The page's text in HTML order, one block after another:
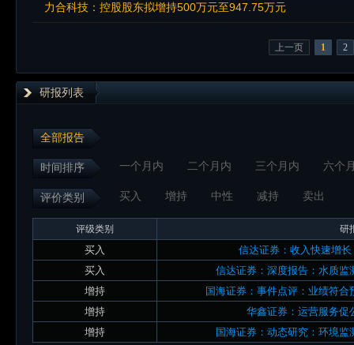
力合科技：控股股东拟增持500万元至947.75万元
上一页 1 2
研报列表
全部报告
时间排序 一个月内 二个月内 三个月内 六个
评价类别 买入 增持 中性 减持 卖出
评级类别 研
买入
信达证券：收入快速增长
买入
信达证券：深度报告：水质
增持
国海证券：事件点评：业绩符
增持
华鑫证券：运营服务促
增持
国海证券：动态研究：环境